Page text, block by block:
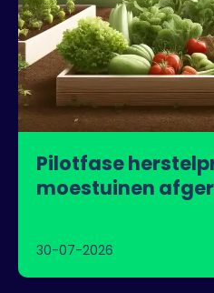
Pilotfase
moestuinen
30-07-2026